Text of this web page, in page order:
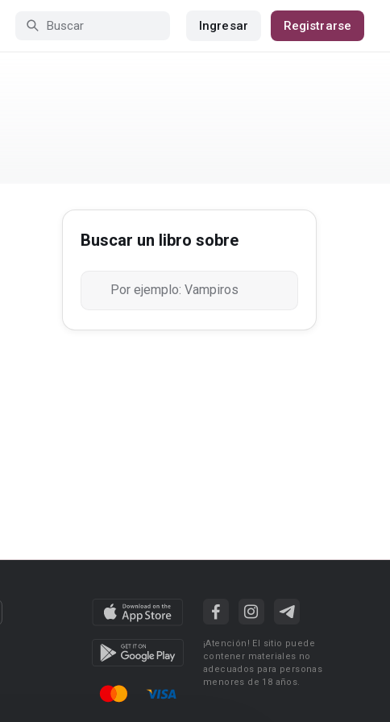
Ingresar Registrarse
Buscar un libro sobre
¡Atención! El sitio puede
contener materiales no
adecuados para personas
menores de 18 años.